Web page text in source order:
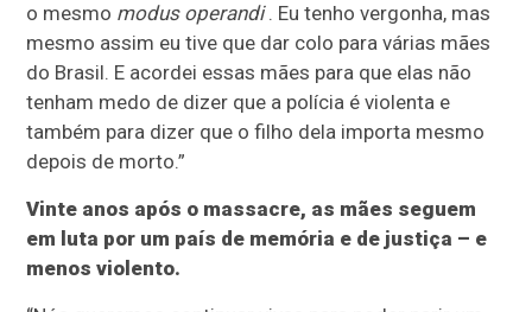
o mesmo modus operandi. Eu tenho vergonha, mas
mesmo assim eu tive que dar colo para várias mães
do Brasil. E acordei essas mães para que elas não
tenham medo de dizer que a polícia é violenta e
também para dizer que o filho dela importa mesmo
depois de morto.”
Vinte anos após o massacre, as mães seguem
em luta por um país de memória e de justiça – e
menos violento.